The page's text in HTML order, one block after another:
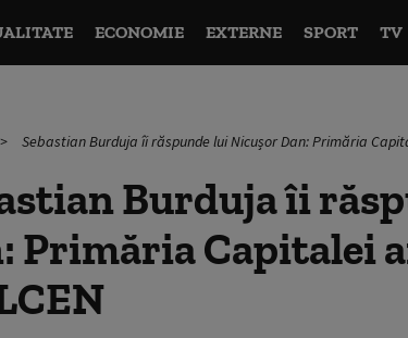
ECONOMIE EXTERNE SPORT TV
Sebastian Burduja îi răspunde lui Nicușor Dan: Primăria
Burduja îi
Primăria Capitalei